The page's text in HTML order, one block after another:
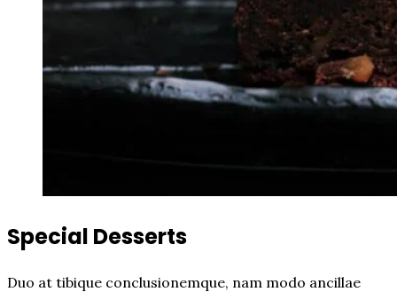
Special Desserts
Duo at tibique conclusionemque, nam modo ancillae